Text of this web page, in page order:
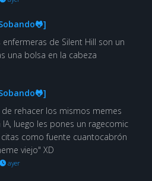
de Silent Hill son un
una bolsa en la cabeza
rehacer los mismos memes
luego les pones un ragecomic
como fuente cuantocabrón
viejo" XD
ayer